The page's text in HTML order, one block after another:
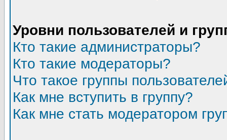
Уровни пользователей и
Кто такие администраторы?
Кто такие модераторы?
Что такое группы
Как мне вступить в группу?
Как мне стать модератором